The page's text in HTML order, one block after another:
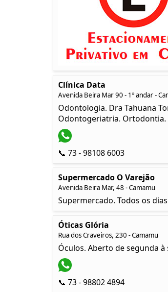
Clínica Data
Avenida Beira Mar 90 - 1º andar -
Odontologia. Dra Tahuana
Odontogeriatria. Ortodontia.
📞 73 - 98108 6003
Supermercado O Varejão
Avenida Beira Mar, 48 - Camamu
Supermercado. Todos os
Óticas Glória
Rua dos Craveiros, 230 - Camamu
Óculos. Aberto de segunda à
📞 73 - 98802 4894